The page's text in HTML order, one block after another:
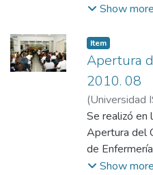
organiza
Argentina
encuentra el
ISALUD, Dr.
Carlos West
FATSA).
Show more
Item
Apertura
2010. 08
(Universidad
Universidad
Se realizó en
Apertura del
de
organiza
Show more